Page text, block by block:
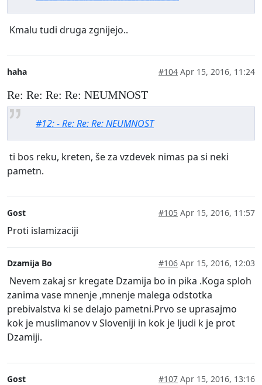
Kmalu tudi druga zgnijejo..
haha #104 Apr 15, 2016, 11:24
Re: Re: Re: Re: NEUMNOST
#12: - Re: Re: Re: NEUMNOST
ti bos reku, kreten, še za vzdevek nimas pa si neki
pametn.
Gost #105 Apr 15, 2016, 11:57
Proti islamizaciji
Dzamija Bo #106 Apr 15, 2016, 12:03
Nevem zakaj sr kregate Dzamija bo in pika .Koga sploh
zanima vase mnenje ,mnenje malega odstotka
prebivalstva ki se delajo pametni.Prvo se uprasajmo
kok je muslimanov v Sloveniji in kok je ljudi k je prot
Dzamiji.
Gost #107 Apr 15, 2016, 13:16